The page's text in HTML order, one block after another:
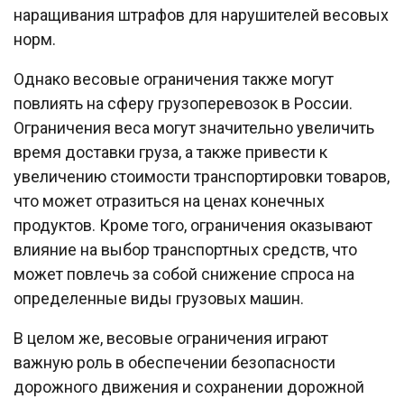
наращивания штрафов для нарушителей весовых
норм.
Однако весовые ограничения также могут
повлиять на сферу грузоперевозок в России.
Ограничения веса могут значительно увеличить
время доставки груза, а также привести к
увеличению стоимости транспортировки товаров,
что может отразиться на ценах конечных
продуктов. Кроме того, ограничения оказывают
влияние на выбор транспортных средств, что
может повлечь за собой снижение спроса на
определенные виды грузовых машин.
В целом же, весовые ограничения играют
важную роль в обеспечении безопасности
дорожного движения и сохранении дорожной